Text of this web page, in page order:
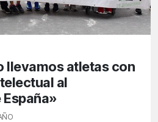
llevamos atletas con
al